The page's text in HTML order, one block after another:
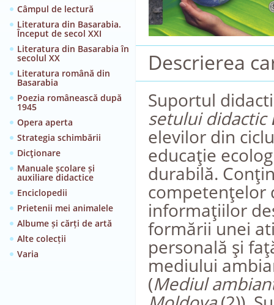
Câmpul de lectură
Literatura din Basarabia.
Început de secol XXI
Literatura din Basarabia în
secolul XX
Literatura română din
Basarabia
Poezia românească după
1945
Opera aperta
Strategia schimbării
Dicţionare
Manuale școlare și
auxiliare didactice
Enciclopedii
Prietenii mei animalele
Albume și cărți de artă
Alte colecții
Varia
Descrierea
Suportul
setului didactic
elevilor din
educaţie
durabilă.
competenţelor
informaţiilor
formării unei
personală şi
mediului
(Mediul